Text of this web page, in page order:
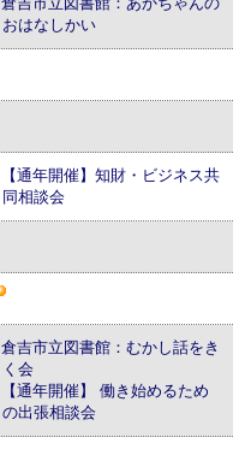
おはなしかい
【通年開催】知財・ビジネス共
同相談会
倉吉市立図書館：むかし話をき
く会
【通年開催】 働き始めるため
の出張相談会